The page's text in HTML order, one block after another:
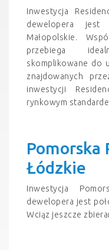
Inwestycja
dewelopera jest
Małopolskie.
przebiega
skomplikowane do
znajdowanych
inwestycji
rynkowym
Pomorska
Łódzkie
Inwestycja
dewelopera jest
Wciąz jeszcze